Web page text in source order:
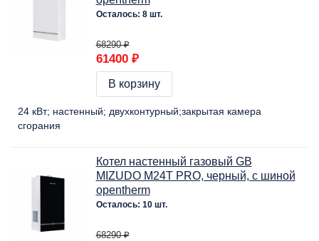
Осталось: 8 шт.
68290 ₽
61400 ₽
В корзину
24 кВт настенный двухконтурный закрытая камера
сгорания
Котел настенный газовый GB
MIZUDO M24Т PRO, черный, c шиной
opentherm
Осталось: 10 шт.
68290 ₽